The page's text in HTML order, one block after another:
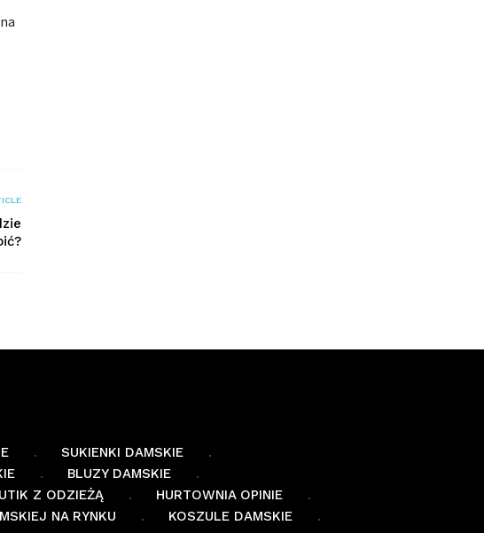
SUKIENKI DAMSKIE
BLUZY DAMSKIE
Z ODZIEŻĄ
HURTOWNIA OPINIE
NA RYNKU
KOSZULE DAMSKIE